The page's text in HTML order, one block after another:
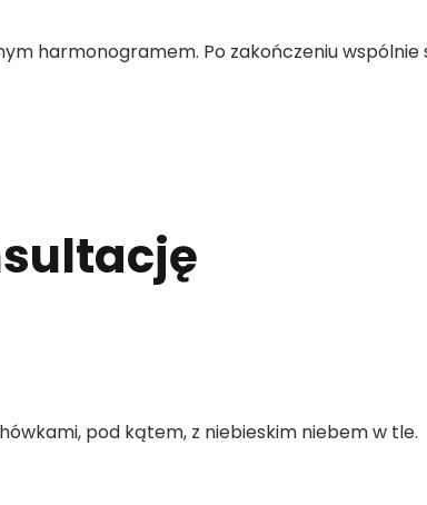
harmonogramem. Po zakończeniu